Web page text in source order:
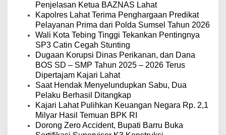
Penjelasan Ketua BAZNAS Lahat
Kapolres Lahat Terima Penghargaan Predikat
Pelayanan Prima dari Polda Sumsel Tahun 2026
Wali Kota Tebing Tinggi Tekankan Pentingnya
SP3 Catin Cegah Stunting
Dugaan Korupsi Dinas Perikanan, dan Dana
BOS SD – SMP Tahun 2025 – 2026 Terus
Dipertajam Kajari Lahat
Saat Hendak Menyelundupkan Sabu, Dua
Pelaku Berhasil Ditangkap
Kajari Lahat Pulihkan Keuangan Negara Rp. 2,1
Milyar Hasil Temuan BPK RI
Dorong Zero Accident, Bupati Barru Buka